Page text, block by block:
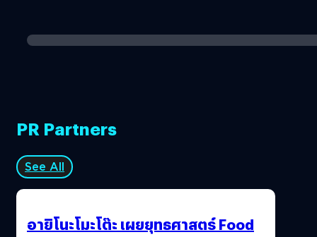
PR Partners
See All
อายิโนะโมะโต๊ะ เผยยุทธศาสตร์ Food